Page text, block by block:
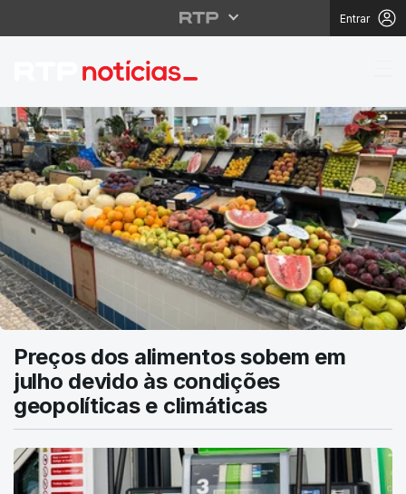
Entrar
RTP Notícias
Preços dos alimentos sobem em
julho devido às condições
geopolíticas e climáticas